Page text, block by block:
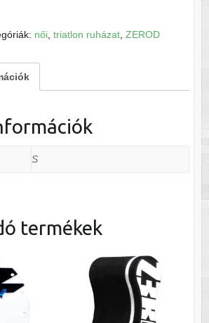
női, triatlon ruházat, ZEROD
S
termékek